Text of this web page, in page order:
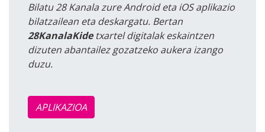
Bilatu 28 Kanala zure Android eta iOS aplikazio
bilatzailean eta deskargatu. Bertan
28KanalaKidetxartel digitalak eskaintzen
dizuten abantailez gozatzeko aukera izango
duzu.
APLIKAZIOA